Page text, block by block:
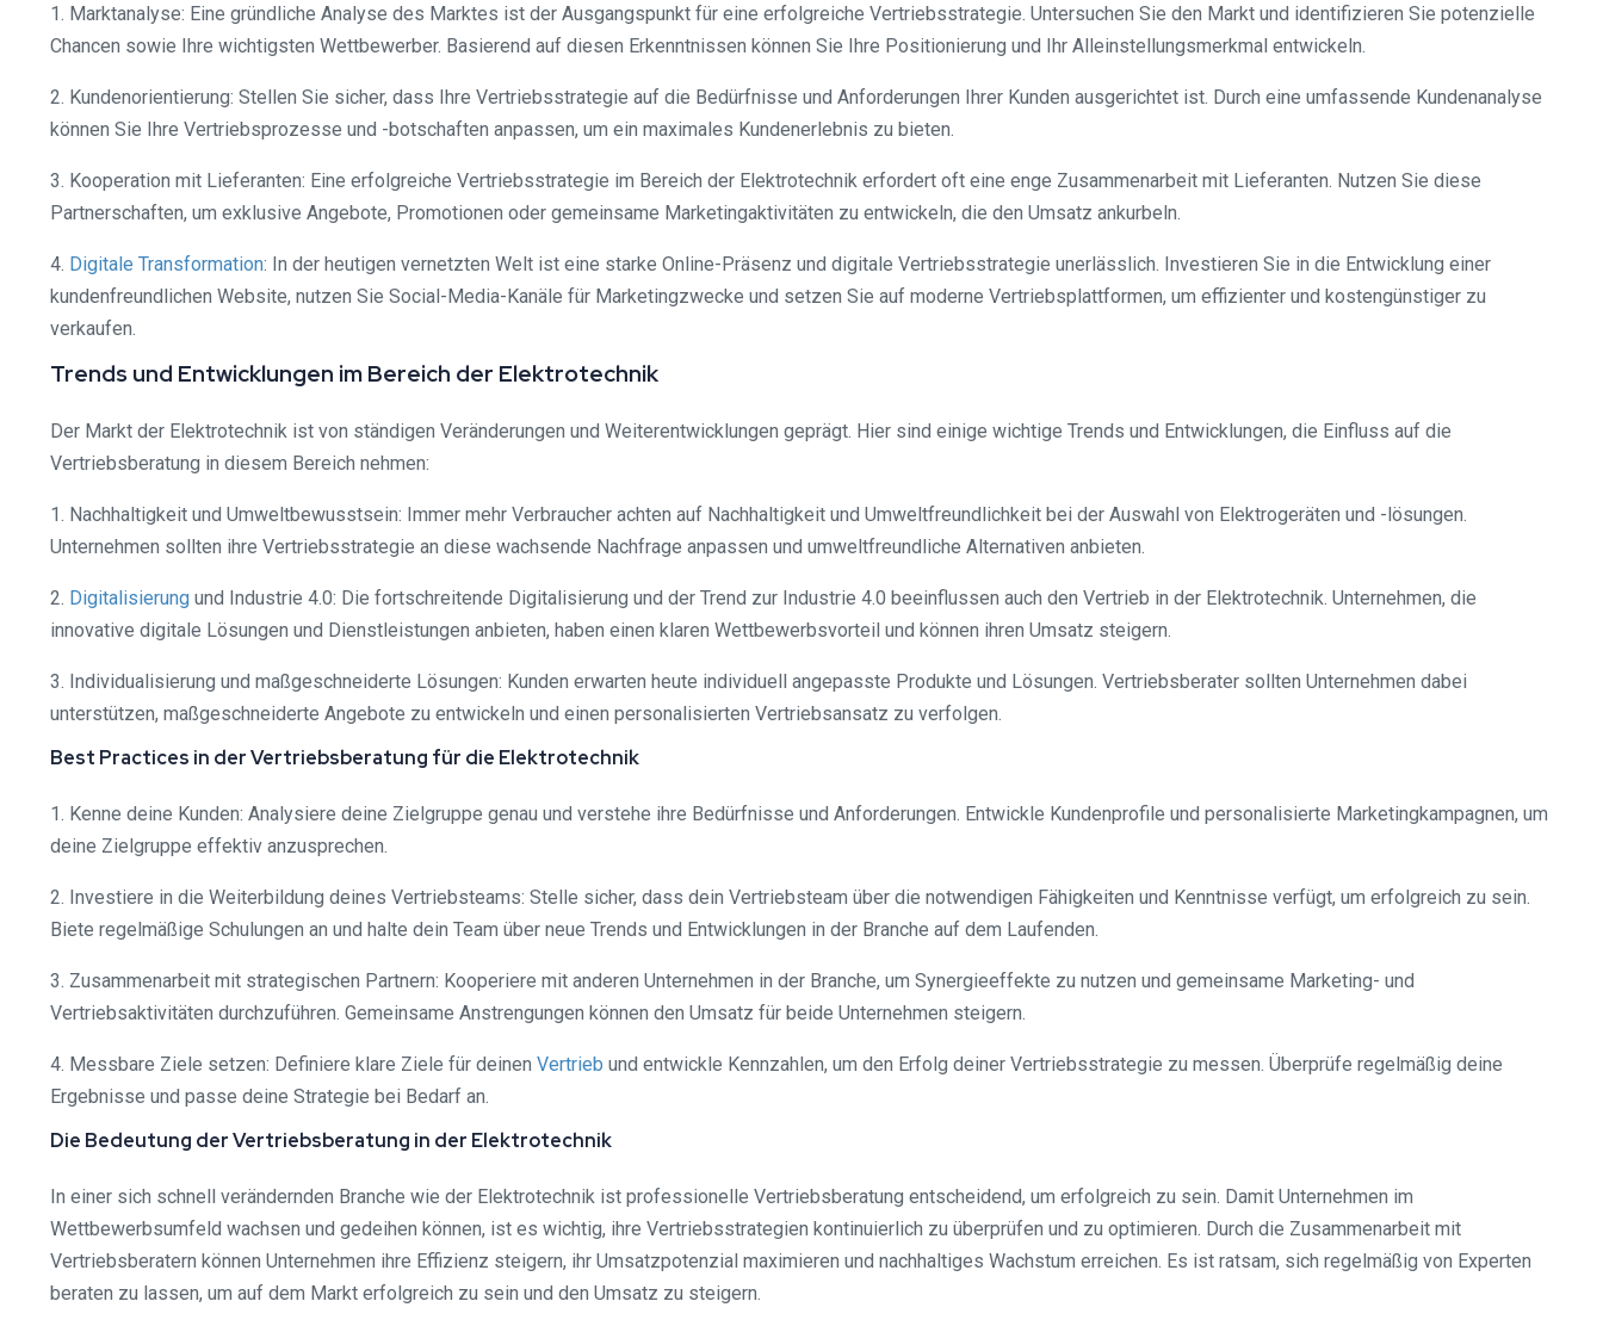
1. Marktanalyse: Eine gründliche Analyse des Marktes ist der Ausgangspunkt für eine erfolgreiche Vertriebsstrategie. Untersuchen Sie den Markt und identifizieren Sie potenzielle
Chancen sowie Ihre wichtigsten Wettbewerber. Basierend auf diesen Erkenntnissen können Sie Ihre Positionierung und Ihr Alleinstellungsmerkmal entwickeln.
2. Kundenorientierung: Stellen Sie sicher, dass Ihre Vertriebsstrategie auf die Bedürfnisse und Anforderungen Ihrer Kunden ausgerichtet ist. Durch eine umfassende Kundenanalyse
können Sie Ihre Vertriebsprozesse und -botschaften anpassen, um ein maximales Kundenerlebnis zu bieten.
3. Kooperation mit Lieferanten: Eine erfolgreiche Vertriebsstrategie im Bereich der Elektrotechnik erfordert oft eine enge Zusammenarbeit mit Lieferanten. Nutzen Sie diese
Partnerschaften, um exklusive Angebote, Promotionen oder gemeinsame Marketingaktivitäten zu entwickeln, die den Umsatz ankurbeln.
4. Digitale Transformation: In der heutigen vernetzten Welt ist eine starke Online-Präsenz und digitale Vertriebsstrategie unerlässlich. Investieren Sie in die Entwicklung einer
kundenfreundlichen Website, nutzen Sie Social-Media-Kanäle für Marketingzwecke und setzen Sie auf moderne Vertriebsplattformen, um effizienter und kostengünstiger zu
verkaufen.
Trends und Entwicklungen im Bereich der Elektrotechnik
Der Markt der Elektrotechnik ist von ständigen Veränderungen und Weiterentwicklungen geprägt. Hier sind einige wichtige Trends und Entwicklungen, die Einfluss auf die
Vertriebsberatung in diesem Bereich nehmen:
1. Nachhaltigkeit und Umweltbewusstsein: Immer mehr Verbraucher achten auf Nachhaltigkeit und Umweltfreundlichkeit bei der Auswahl von Elektrogeräten und -lösungen.
Unternehmen sollten ihre Vertriebsstrategie an diese wachsende Nachfrage anpassen und umweltfreundliche Alternativen anbieten.
2. Digitalisierung und Industrie 4.0: Die fortschreitende Digitalisierung und der Trend zur Industrie 4.0 beeinflussen auch den Vertrieb in der Elektrotechnik. Unternehmen, die
innovative digitale Lösungen und Dienstleistungen anbieten, haben einen klaren Wettbewerbsvorteil und können ihren Umsatz steigern.
3. Individualisierung und maßgeschneiderte Lösungen: Kunden erwarten heute individuell angepasste Produkte und Lösungen. Vertriebsberater sollten Unternehmen dabei
unterstützen, maßgeschneiderte Angebote zu entwickeln und einen personalisierten Vertriebsansatz zu verfolgen.
Best Practices in der Vertriebsberatung für die Elektrotechnik
1. Kenne deine Kunden: Analysiere deine Zielgruppe genau und verstehe ihre Bedürfnisse und Anforderungen. Entwickle Kundenprofile und personalisierte Marketingkampagnen, um
deine Zielgruppe effektiv anzusprechen.
2. Investiere in die Weiterbildung deines Vertriebsteams: Stelle sicher, dass dein Vertriebsteam über die notwendigen Fähigkeiten und Kenntnisse verfügt, um erfolgreich zu sein.
Biete regelmäßige Schulungen an und halte dein Team über neue Trends und Entwicklungen in der Branche auf dem Laufenden.
3. Zusammenarbeit mit strategischen Partnern: Kooperiere mit anderen Unternehmen in der Branche, um Synergieeffekte zu nutzen und gemeinsame Marketing- und
Vertriebsaktivitäten durchzuführen. Gemeinsame Anstrengungen können den Umsatz für beide Unternehmen steigern.
4. Messbare Ziele setzen: Definiere klare Ziele für deinen Vertrieb und entwickle Kennzahlen, um den Erfolg deiner Vertriebsstrategie zu messen. Überprüfe regelmäßig deine
Ergebnisse und passe deine Strategie bei Bedarf an.
Die Bedeutung der Vertriebsberatung in der Elektrotechnik
In einer sich schnell verändernden Branche wie der Elektrotechnik ist professionelle Vertriebsberatung entscheidend, um erfolgreich zu sein. Damit Unternehmen im
Wettbewerbsumfeld wachsen und gedeihen können, ist es wichtig, ihre Vertriebsstrategien kontinuierlich zu überprüfen und zu optimieren. Durch die Zusammenarbeit mit
Vertriebsberatern können Unternehmen ihre Effizienz steigern, ihr Umsatzpotenzial maximieren und nachhaltiges Wachstum erreichen. Es ist ratsam, sich regelmäßig von Experten
beraten zu lassen, um auf dem Markt erfolgreich zu sein und den Umsatz zu steigern.